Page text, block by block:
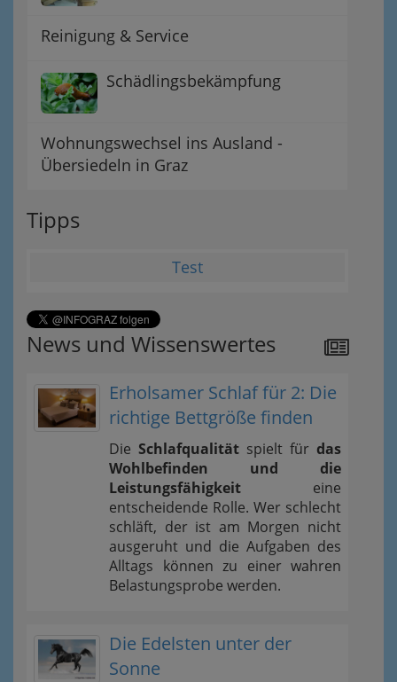
Reinigung & Service
Schädlingsbekämpfung
Wohnungswechsel ins Ausland -
Übersiedeln in Graz
Tipps
Test
News und Wissenswertes
Erholsamer Schlaf für 2: Die
richtige Bettgröße finden
Die Schlafqualität spielt für das
Wohlbefinden und die
Leistungsfähigkeit eine
entscheidende Rolle. Wer schlecht
schläft, der ist am Morgen nicht
ausgeruht und die Aufgaben des
Alltags können zu einer wahren
Belastungsprobe werden.
Die Edelsten unter der
Sonne